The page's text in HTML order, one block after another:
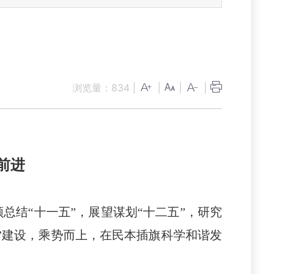
浏览量： 834
进
结“十一五”，展望谋划“十二五”，研究
设，乘势而上，在民本插旗科学和谐发